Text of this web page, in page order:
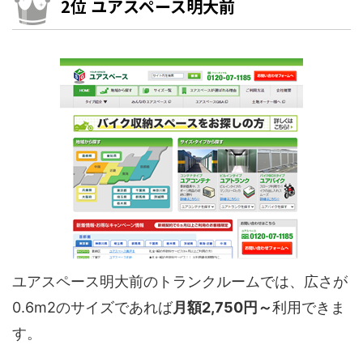
2位 ユアスペース明大前
ユアスペース明大前のトランクルームでは、広さが
0.6m2のサイズであれば月額2,750円～利用できま
す。